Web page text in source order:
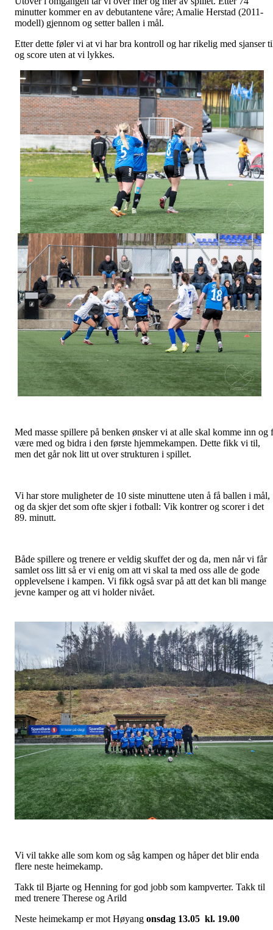
minutter kommer en av debutantene våre; Amalie Herstad (2011-
modell) gjennom og setter ballen i mål.
Etter dette føler vi at vi har bra kontroll og har rikelig med sjanser
og score uten at vi lykkes.
Med masse spillere på benken ønsker vi at alle skal komme inn og
være med og bidra i den første hjemmekampen. Dette fikk vi til,
men det går nok litt ut over strukturen i spillet.
Vi har store muligheter de 10 siste minuttene uten å få ballen i mål,
og da skjer det som ofte skjer i fotball: Vik kontrer og scorer i det
89. minutt.
Både spillere og trenere er veldig skuffet der og da, men når vi får
samlet oss litt så er vi enig om att vi skal ta med oss alle de gode
opplevelsene i kampen. Vi fikk også svar på att det kan bli mange
jevne kamper og att vi holder nivået.
Vi vil takke alle som kom og såg kampen og håper det blir enda
flere neste heimekamp.
Takk til Bjarte og Henning for god jobb som kampverter. Takk til
med trenere Therese og Arild
Neste heimekamp er mot Høyang onsdag 13.05 kl. 19.00